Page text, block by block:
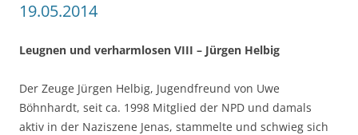
19.05.2014
Leugnen und verharmlosen VIII – Jürgen Helbig
Der Zeuge Jürgen Helbig, Jugendfreund von Uwe
Böhnhardt, seit ca. 1998 Mitglied der NPD und damals
aktiv in der Naziszene Jenas, stammelte und schwieg sich